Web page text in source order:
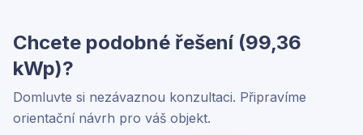
Chcete podobné řešení (99,36
kWp)?
Domluvte si nezávaznou konzultaci. Připravíme
orientační návrh pro váš objekt.